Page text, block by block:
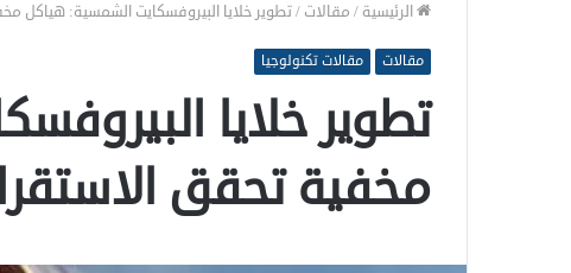
الرئيسية / مقالات /تطوير خلايا البيروفسكايت الشمسية: هياكل
مقالات مقالات تكنولوجيا
تطوير خلايا
مخفية تحقق